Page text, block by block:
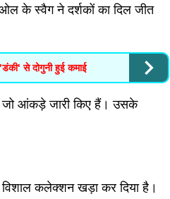
के स्वैग ने दर्शकों का दिल जीत
से दोगुनी हुई कमाई
जो आंकड़े जारी किए हैं। उसके
कलेक्शन खड़ा कर दिया है।